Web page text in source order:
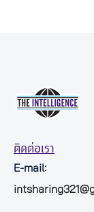
ติดต่อเรา
E-mail: